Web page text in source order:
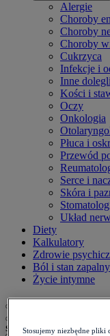
Alergie
Choroby
Choroby
Choroby
Cukrzyca
Infekcje i
Inne
Kości i
Oczy
Onkologia
Płuca i
Przewód
Serce i
Skóra i
Układ
Diety
Kalkulatory
Zdrowie
Ból i stan zapalny
Życie intymne
szukajStosujemy niezbędne pliki